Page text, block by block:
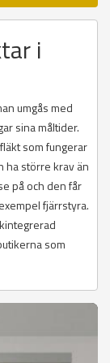
i
umgås med
sina måltider.
som fungerar
ha större krav än
på och den får
fjärrstyra.
som